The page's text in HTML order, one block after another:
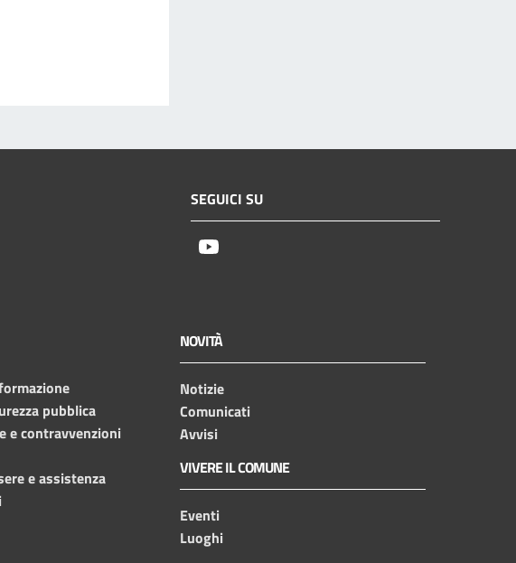
SEGUICI SU
pubblica
e contravvenzioni
e assistenza
NOVITÀ
Notizie
Comunicati
Avvisi
VIVERE IL COMUNE
Eventi
Luoghi